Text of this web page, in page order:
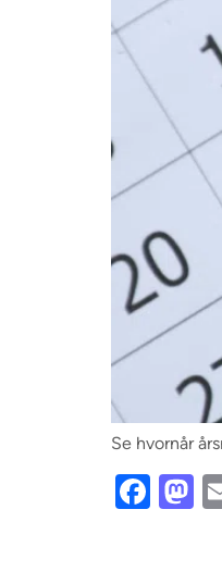
Se hvornår